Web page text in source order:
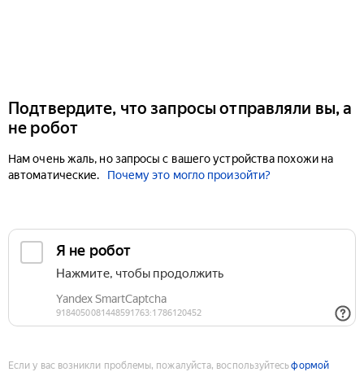
Подтвердите, что запросы отправляли вы, а
не робот
Нам очень жаль, но запросы с вашего устройства похожи на
автоматические.
Почему это могло произойти?
Если у вас возникли проблемы, пожалуйста, воспользуйтесьформой